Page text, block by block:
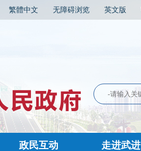
繁體中文 无障碍浏览 英文版
政民互动 走进武进